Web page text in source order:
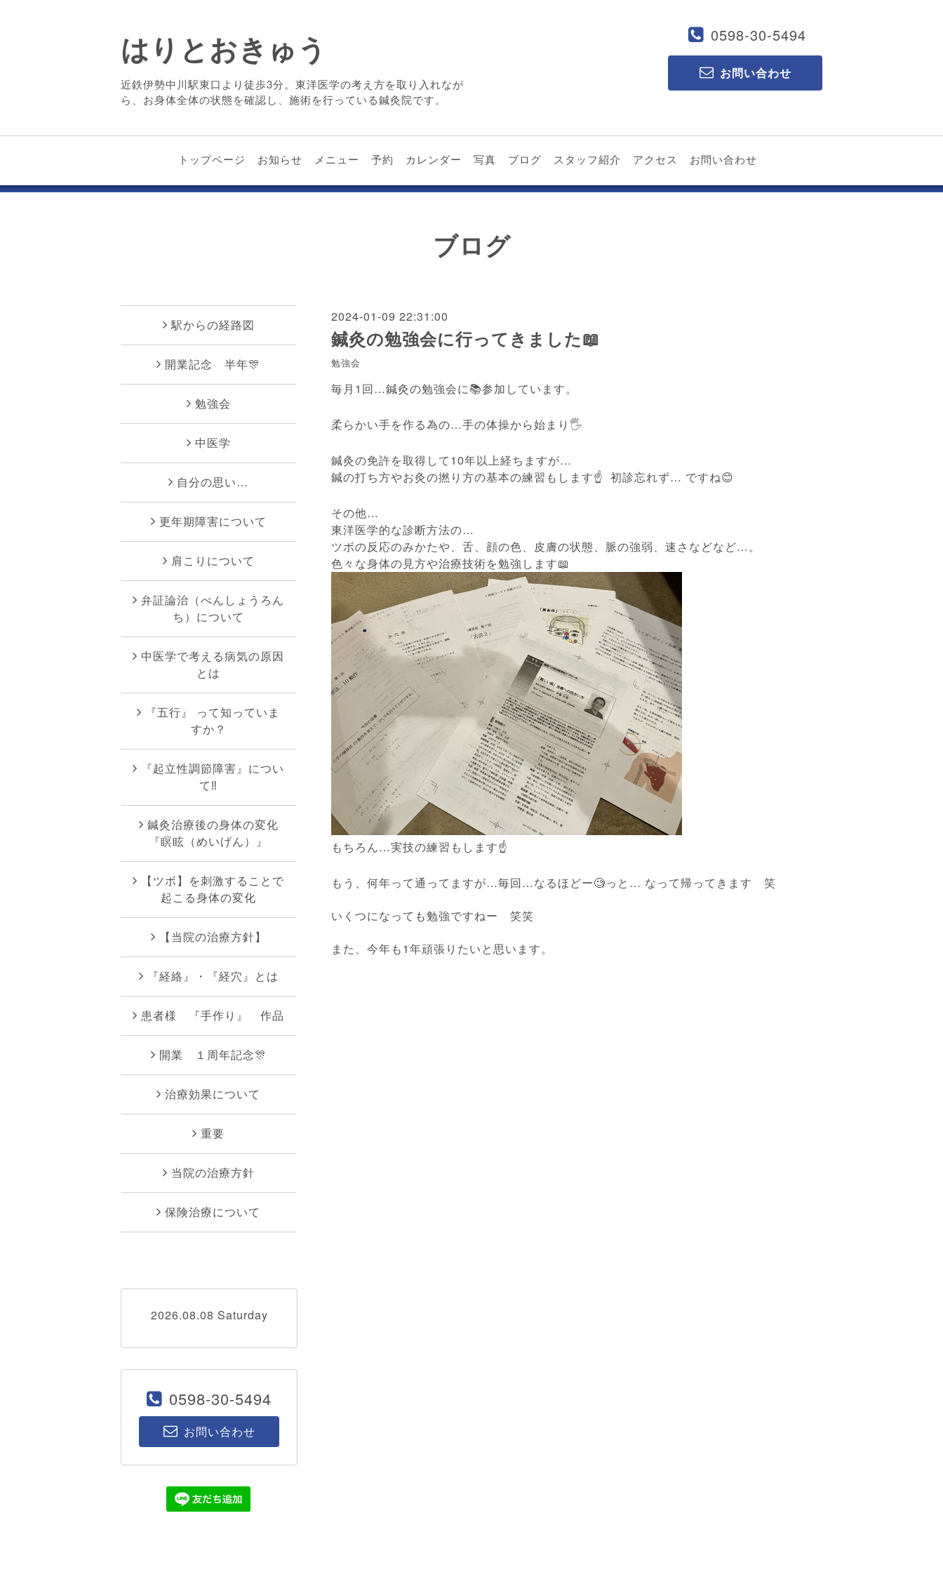
0598-30-5494
お問い合わせ
はりとおきゅう
近鉄伊勢中川駅東口より徒歩3分。東洋医学の考え方を取り入れなが
ら、お身体全体の状態を確認し、施術を行っている鍼灸院です。
トップページ お知らせ メニュー 予約 カレンダー 写真 ブログ スタッフ紹介 アクセス お問い合わせ
ブログ
2024-01-09 22:31:00
鍼灸の勉強会に行ってきました📖
勉強会
毎月1回…鍼灸の勉強会に📚参加しています。
柔らかい手を作る為の…手の体操から始まり🖐️
鍼灸の免許を取得して10年以上経ちますが…
鍼の打ち方やお灸の撚り方の基本の練習もします☝️ 初診忘れず… ですね😊
その他…
東洋医学的な診断方法の…
ツボの反応のみかたや、舌、顔の色、皮膚の状態、脈の強弱、速さなどなど…。
色々な身体の見方や治療技術を勉強します📖
もちろん…実技の練習もします☝️
もう、何年って通ってますが…毎回…なるほどー🧐っと… なって帰ってきます 笑
いくつになっても勉強ですねー 笑笑
また、今年も1年頑張りたいと思います。
駅からの経路図
開業記念 半年🎊
勉強会
中医学
自分の思い…
更年期障害について
肩こりについて
弁証論治（べんしょうろん
ち）について
中医学で考える病気の原因
とは
『五行』 って知っていま
すか？
『起立性調節障害』につい
て‼︎
鍼灸治療後の身体の変化
『瞑眩（めいげん）』
【ツボ】を刺激することで
起こる身体の変化
【当院の治療方針】
『経絡』・『経穴』とは
患者様 『手作り』 作品
開業 １周年記念🎊
治療効果について
重要
当院の治療方針
保険治療について
2026.08.08 Saturday
0598-30-5494
お問い合わせ